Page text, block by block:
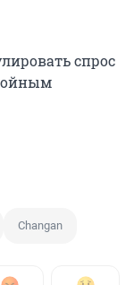
спрос
Changan